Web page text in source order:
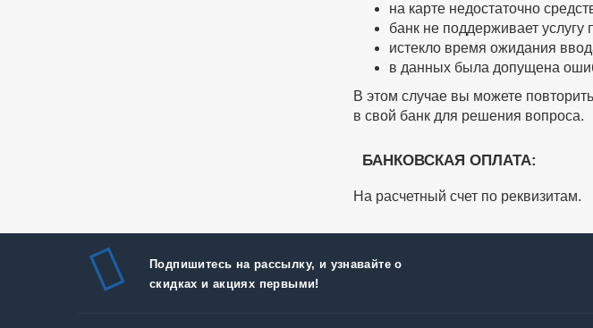
на карте недостаточно
банк не поддерживает услугу
истекло время ожидания
в данных была допущена
В этом случае вы можете
в свой банк для решения вопроса.
БАНКОВСКАЯ ОПЛАТА:
На расчетный счет по реквизитам.
Подпишитесь на рассылку, и узнавайте о
скидках и акциях первыми!